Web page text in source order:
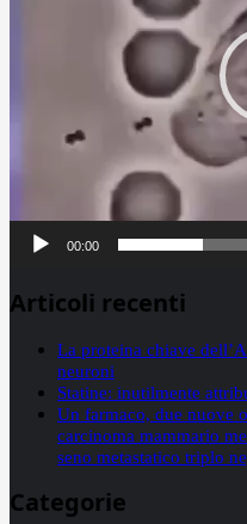
00:00
Articoli recenti
La proteina chiave
neuroni
Statine: inutilmente
Un farmaco, due nuove
carcinoma mammario
seno metastatico triplo
Categorie